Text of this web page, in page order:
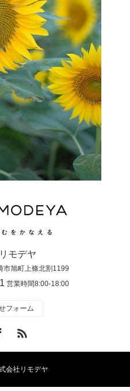
モデヤ
市旭町上條北割1199
営業時間8:00-18:00
フォーム
会社リモデヤ